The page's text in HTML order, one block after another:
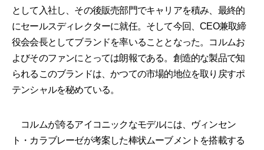
として入社し、その後販売部門でキャリアを積み、最終的
にセールスディレクターに就任。そして今回、CEO兼取締
役会会長としてブランドを率いることとなった。コルムお
よびそのファンにとっては朗報である。創造的な製品で知
られるこのブランドは、かつての市場的地位を取り戻すポ
テンシャルを秘めている。
コルムが誇るアイコニックなモデルには、ヴィンセン
ト・カラブレーゼが考案した棒状ムーブメントを搭載する